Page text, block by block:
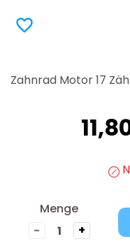
favorite_border
Zahnrad Motor 17
Menge
-
+